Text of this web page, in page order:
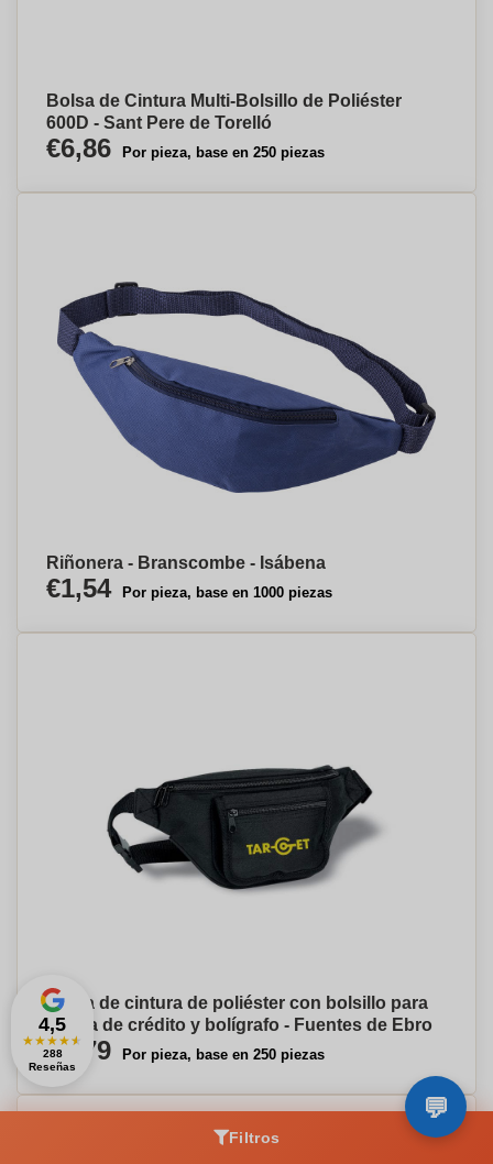
Bolsa de Cintura Multi-Bolsillo de Poliéster
600D - Sant Pere de Torelló
€6,86 Por pieza, base en 250 piezas
Riñonera - Branscombe - Isábena
€1,54 Por pieza, base en 1000 piezas
Bolsa de cintura de poliéster con bolsillo para
tarjeta de crédito y bolígrafo - Fuentes de Ebro
€5,79 Por pieza, base en 250 piezas
Filtros
4,5
★★★★★
288
Reseñas